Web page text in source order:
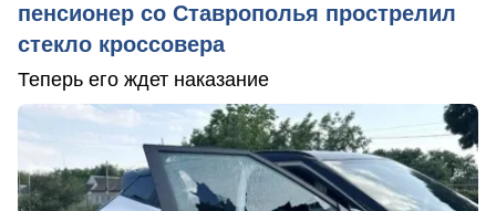
пенсионер со Ставрополья прострелил
стекло кроссовера
Теперь его ждет наказание